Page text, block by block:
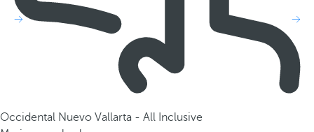
Occidental Nuevo Vallarta - All Inclusive